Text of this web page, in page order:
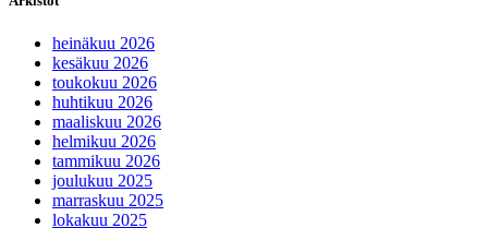
heinäkuu 2026
kesäkuu 2026
toukokuu 2026
huhtikuu 2026
maaliskuu 2026
helmikuu 2026
tammikuu 2026
joulukuu 2025
marraskuu 2025
lokakuu 2025